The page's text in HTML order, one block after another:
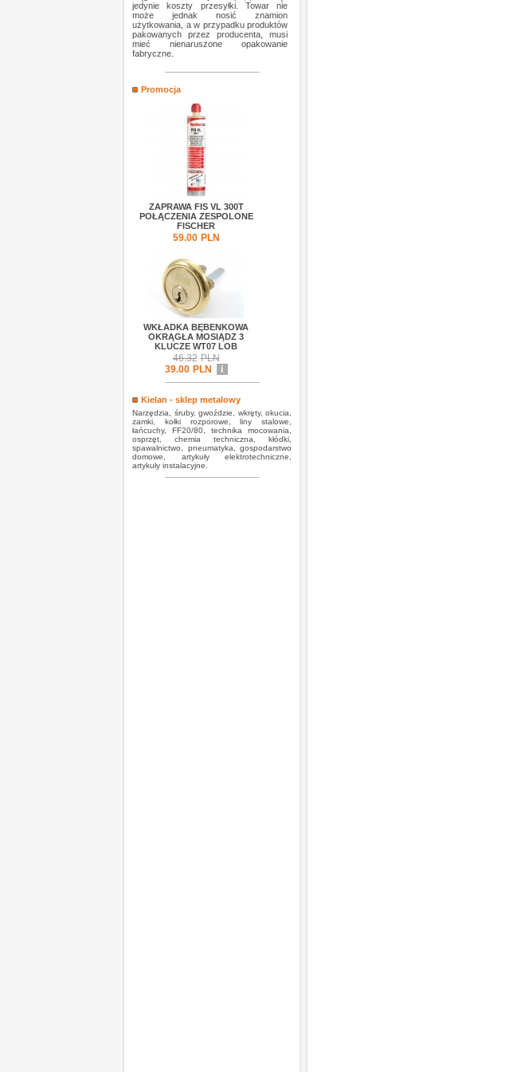
jedynie koszty przesyłki. Towar nie
może jednak nosić znamion
użytkowania, a w przypadku produktów
pakowanych przez producenta, musi
mieć nienaruszone opakowanie
fabryczne.
Promocja
ZAPRAWA FIS VL 300T
POŁĄCZENIA ZESPOLONE
FISCHER
59.00 PLN
WKŁADKA BĘBENKOWA
OKRĄGŁA MOSIĄDZ 3
KLUCZE WT07 LOB
46.32 PLN
39.00 PLN i
Kielan - sklep metalowy
Narzędzia, śruby, gwoździe, wkręty, okucia,
zamki, kołki rozporowe, liny stalowe,
łańcuchy, FF20/80, technika mocowania,
osprzęt, chemia techniczna, kłódki,
spawalnictwo, pneumatyka, gospodarstwo
domowe, artykuły elektrotechniczne,
artykuły instalacyjne.